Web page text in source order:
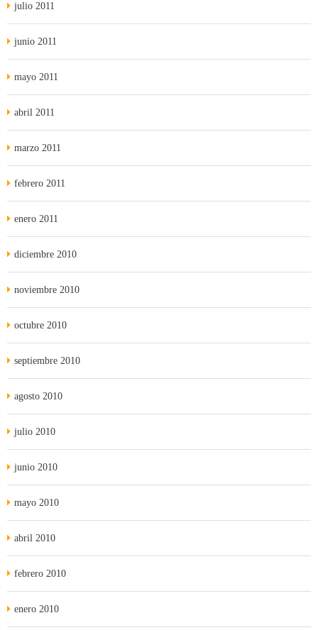
julio 2011
junio 2011
mayo 2011
abril 2011
marzo 2011
febrero 2011
enero 2011
diciembre 2010
noviembre 2010
octubre 2010
septiembre 2010
agosto 2010
julio 2010
junio 2010
mayo 2010
abril 2010
febrero 2010
enero 2010